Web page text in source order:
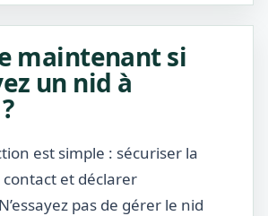
maintenant si
un nid à
est simple : sécuriser la
et déclarer
pas de gérer le nid